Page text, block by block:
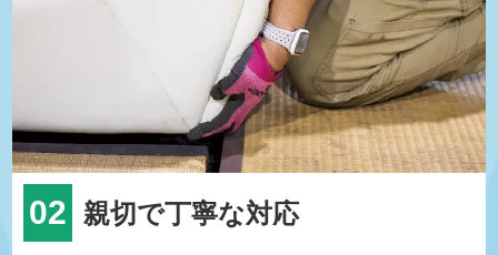
釣った魚をその場で焼いて食べられる施設もあります。また、地元
の農産物を使った「柿の葉寿司」や「こんにゃく」などの伝統料理
は、訪れた際にぜひ味わっていただきたい一品です。
さらに、村内では地元の木材を使った工芸品やお土産も販売されて
おり、自然との調和を感じられる品々が揃っています。これらの特
産品は天川村の豊かな資源と人々の営みが生み出した魅力の一端で
す。
アクセス可能です。自然に囲まれた宿泊施設も充実しており、温泉
旅館や民宿、キャンプ場など、多彩な宿泊スタイルを選べます。特
02 親切で丁寧な対応